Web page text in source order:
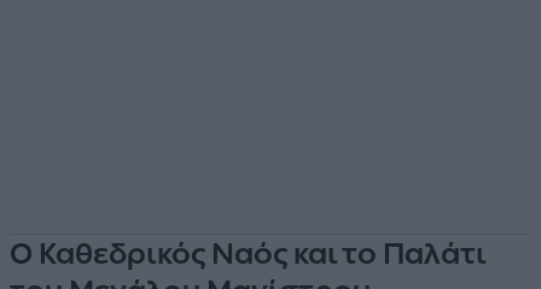
Ο Καθεδρικός Ναός και το Παλάτι